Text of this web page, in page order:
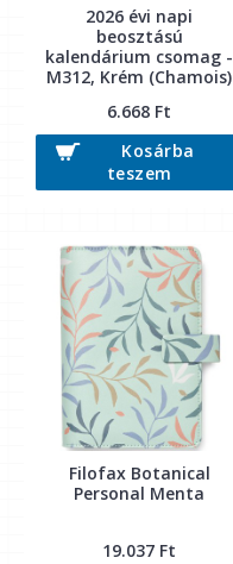
2026 évi napi
beosztású
kalendárium csomag -
M312, Krém (Chamois)
6.668 Ft
Kosárba
teszem
Filofax Botanical
Personal Menta
19.037 Ft